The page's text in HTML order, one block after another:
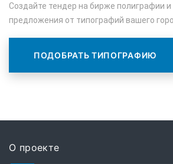
Создайте тендер на бирже полиграфии и
предложения от типографий вашего
ПОДОБРАТЬ ТИПОГРАФИЮ
О проекте